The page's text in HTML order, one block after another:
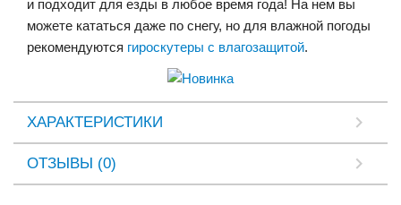
и подходит для езды в любое время года! На нем вы
можете кататься даже по снегу, но для влажной погоды
рекомендуются гироскутеры с влагозащитой.
ХАРАКТЕРИСТИКИ
ОТЗЫВЫ (0)